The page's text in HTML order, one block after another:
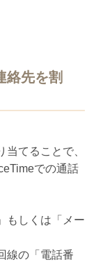
絡先を割
てることで、
での通話
もしくは「メー
線の「電話番